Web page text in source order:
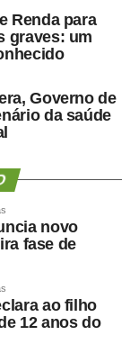
os efeitos
do material no
integralmente
com
(SUS).
3.066/2025
a proposta
(CDH),
Alves
o senador
de
Renda para
graves: um
Governo de
da saúde
novo
fase de
ao filho
12 anos do